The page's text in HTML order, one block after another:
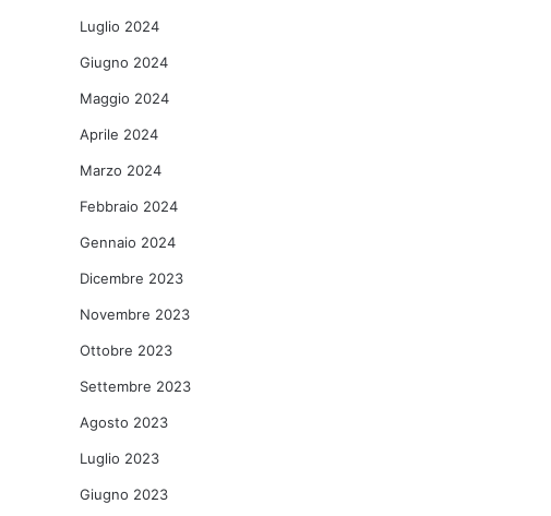
Luglio 2024
Giugno 2024
Maggio 2024
Aprile 2024
Marzo 2024
Febbraio 2024
Gennaio 2024
Dicembre 2023
Novembre 2023
Ottobre 2023
Settembre 2023
Agosto 2023
Luglio 2023
Giugno 2023